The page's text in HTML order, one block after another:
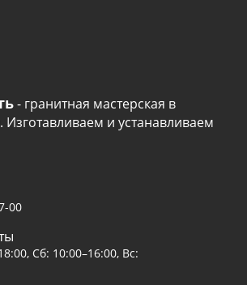
- гранитная мастерская в
и устанавливаем
00
Сб: 10:00–16:00, Вс: